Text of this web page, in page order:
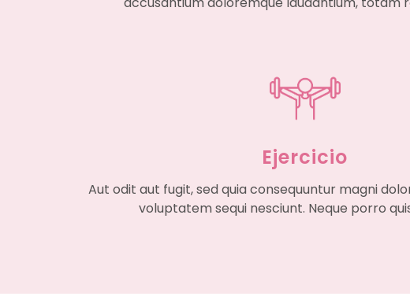
Ejercicio
Aut odit aut fugit, sed quia consequuntur magni
voluptatem sequi nesciunt. Neque porro